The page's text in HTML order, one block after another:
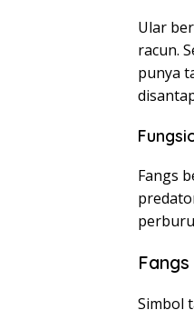
Ular
racun.
punya
Fangs
Simbol